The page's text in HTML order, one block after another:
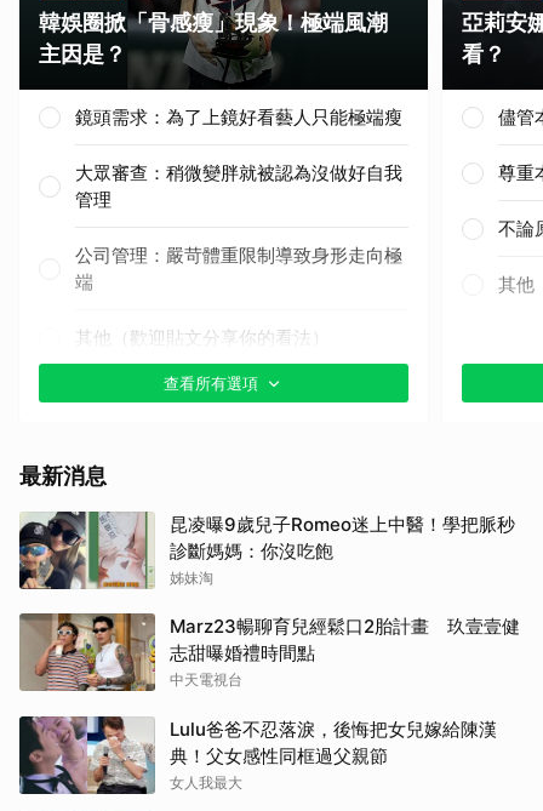
韓娛圈掀「骨感瘦」現象！極端風潮
主因是？
鏡頭需求：為了上鏡好看藝人只能極端瘦
大眾審查：稍微變胖就被認為沒做好自我
管理
公司管理：嚴苛體重限制導致身形走向極
端
其他（歡迎貼文分享你的看法）
查看所有選項
亞莉安
看？
儘管
尊重
不論
其他
最新消息
昆凌曝9歲兒子Romeo迷上中醫！學把脈秒
診斷媽媽：你沒吃飽
姊妹淘
Marz23暢聊育兒經鬆口2胎計畫 玖壹壹健
志甜曝婚禮時間點
中天電視台
Lulu爸爸不忍落淚，後悔把女兒嫁給陳漢
典！父女感性同框過父親節
女人我最大